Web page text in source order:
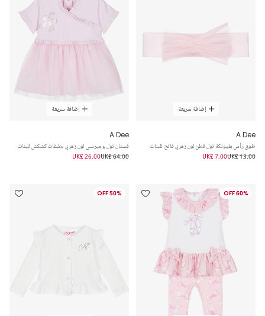
إضافة سريعة
A Dee
طوق رأس بفيونكة تول قطن لون زهري فاتح للبنات
UK£ 13.00
UK£ 7.00
إضافة سريعة
A Dee
فستان تول وجيرسي لون زهري بطبقات كشكش للبنات
UK£ 64.00
UK£ 26.00
60% OFF
50% OFF